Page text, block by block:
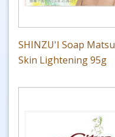
SHINZU'I Soap Matsu
Skin Lightening 95g